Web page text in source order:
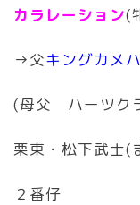
カラレーション(
→父キングカメ
(母父 ハーツク
栗東・松下武士(
２番仔